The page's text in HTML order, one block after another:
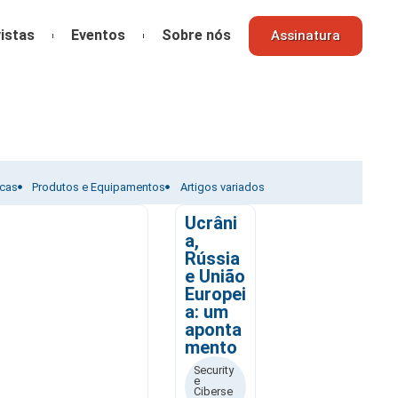
Eventos Sobre nós Assinatura
Produtos e Equipamentos Artigos variados
Ucrâni
a,
Rússia
e União
Europei
a: um
aponta
mento
Security
e
Ciberse